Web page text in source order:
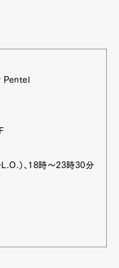
Pentel
）、18時～23時30分